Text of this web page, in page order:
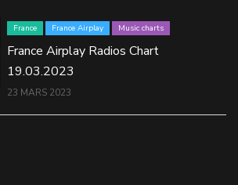
France France Airplay Music charts
France Airplay Radios Chart
19.03.2023
23 MARS 2023